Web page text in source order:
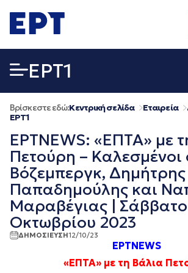
σε
περιεχόμενο
EΡΤ1
Βρίσκεστε εδώ:Κεντρική σελίδα Εταιρεία
EΡΤ1
ΕΡΤNEWS: «ΕΠΤΑ» με
Πετούρη – Καλεσμένοι
Βόζεμπεργκ, Δημήτρης
Παπαδημούλης και
Μαραβέγιας | Σάββατο
Οκτωβρίου 2023
ΔΗΜΟΣΙΕΥΣΗ12/10/23
ΕΡΤNEWS
«ΕΠΤΑ» με τη Βάλια